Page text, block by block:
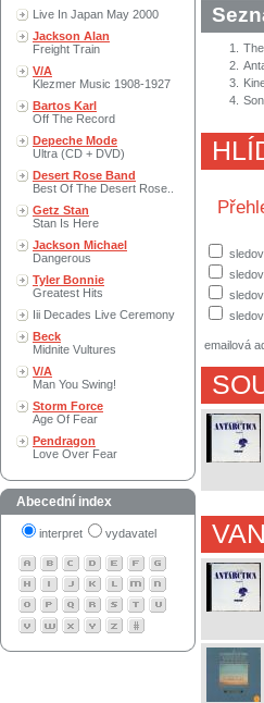
Live In Japan May 2000
Jackson Alan
Freight Train
V/A
Klezmer Music 1908-1927
Bartos Karl
Off The Record
Depeche Mode
Ultra (CD + DVD)
Desert Rose Band
Best Of The Desert Rose..
Getz Stan
Stan Is Here
Jackson Michael
Dangerous
Tyler Bonnie
Greatest Hits
Iii Decades Live Ceremony
Beck
Midnite Vultures
V/A
Man You Swing!
Storm Force
Age Of Fear
Pendragon
Love Over Fear
Abecední index
interpret vydavatel
1.
2.
3.
4.
emailová